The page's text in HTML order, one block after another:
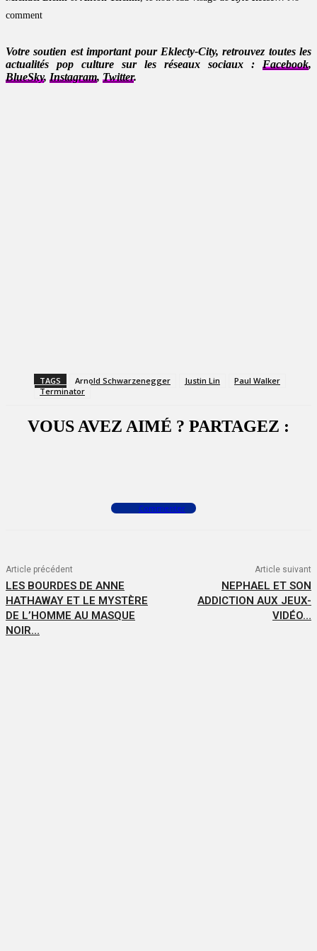
comment
Votre soutien est important pour Eklecty-City, retrouvez toutes les
actualités pop culture sur les réseaux sociaux : Facebook,
BlueSky, Instagram, Twitter.
TAGS Arnold Schwarzenegger Justin Lin
Paul Walker
Terminator
VOUS AVEZ AIMÉ ? PARTAGEZ :
Commenter
Article précédent
LES BOURDES DE ANNE
HATHAWAY ET LE MYSTÈRE
DE L’HOMME AU MASQUE
NOIR…
Article suivant
NEPHAEL ET SON
ADDICTION AUX JEUX-
VIDÉO…